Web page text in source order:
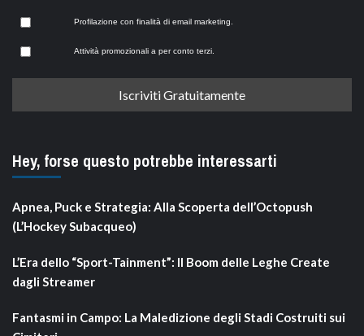
Profilazione con finalità di email marketing.
Attività promozionali a per conto terzi.
Hey, forse questo potrebbe interessarti
Apnea, Puck e Strategia: Alla Scoperta dell’Octopush
(L’Hockey Subacqueo)
L’Era dello “Sport-Tainment”: Il Boom delle Leghe Create
dagli Streamer
Fantasmi in Campo: La Maledizione degli Stadi Costruiti sui